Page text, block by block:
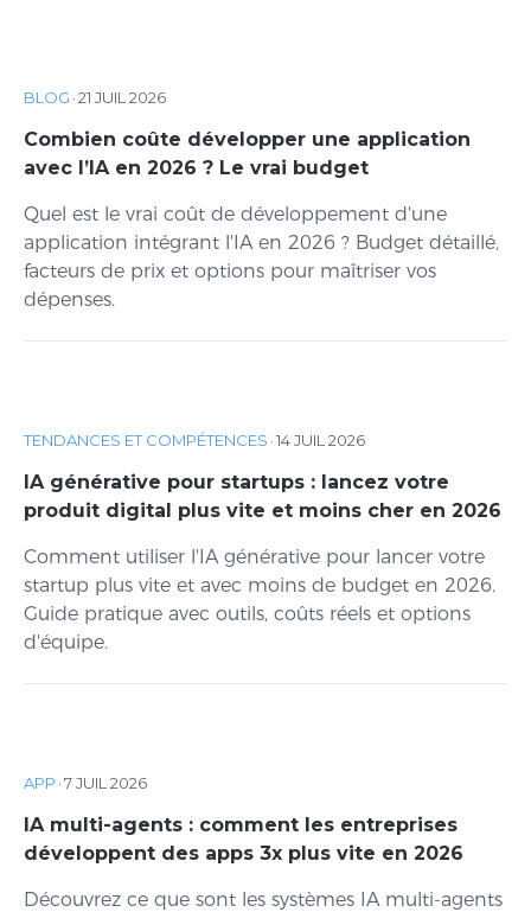
BLOG ·21 JUIL 2026
Combien coûte développer une application
avec l’IA en 2026 ? Le vrai budget
Quel est le vrai coût de développement d'une
application intégrant l'IA en 2026 ? Budget détaillé,
facteurs de prix et options pour maîtriser vos
dépenses.
TENDANCES ET COMPÉTENCES ·14 JUIL 2026
IA générative pour startups : lancez votre
produit digital plus vite et moins cher en 2026
Comment utiliser l'IA générative pour lancer votre
startup plus vite et avec moins de budget en 2026.
Guide pratique avec outils, coûts réels et options
d'équipe.
APP ·7 JUIL 2026
IA multi-agents : comment les entreprises
développent des apps 3x plus vite en 2026
Découvrez ce que sont les systèmes IA multi-agents